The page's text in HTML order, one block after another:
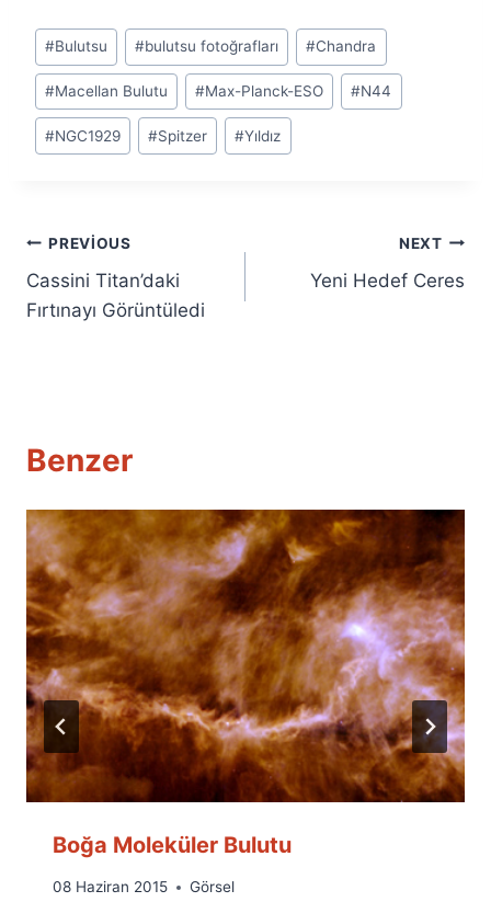
Post
Tags:
#Bulutsu #bulutsu fotoğrafları #Chandra
#Macellan Bulutu #Max-Planck-ESO #N44
#NGC1929 #Spitzer #Yıldız
Yazı
gezinmesi
PREVIOUS
Cassini Titan’daki
Fırtınayı Görüntüledi
NEXT
Yeni Hedef Ceres
Benzer
Boğa Moleküler Bulutu
By
08 Haziran 2015 Görsel